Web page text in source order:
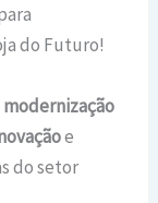
do Futuro!
modernização
e
do setor